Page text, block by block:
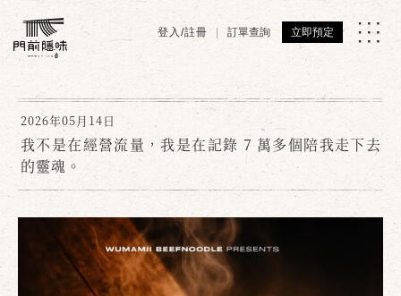
登入/註冊 訂單查詢 立即預定
2026年05月14日
我不是在經營流量，我是在記錄 7 萬多個陪我走下去
的靈魂。